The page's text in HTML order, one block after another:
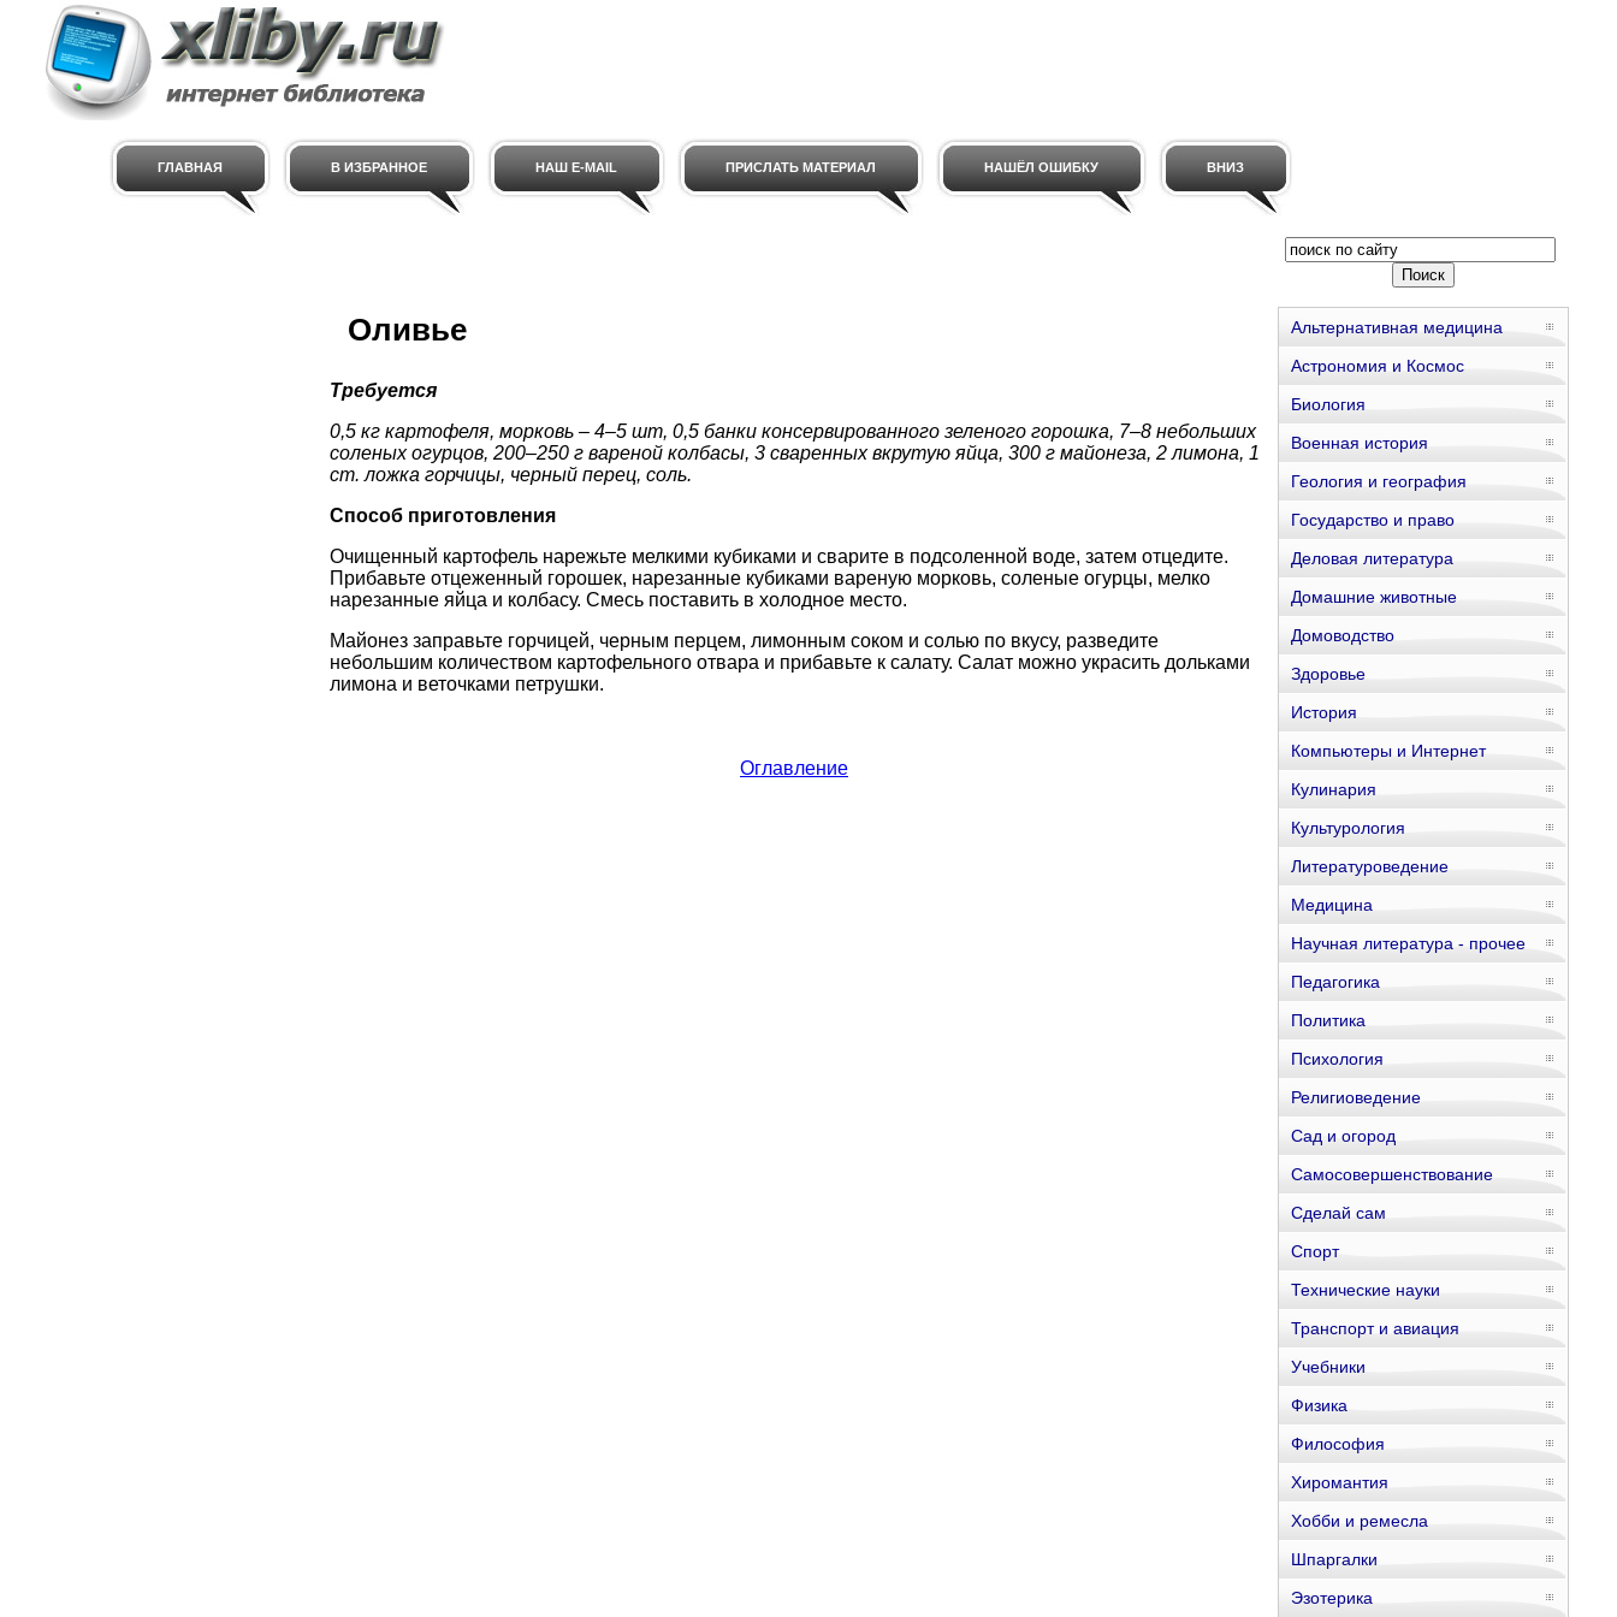
ГЛАВНАЯ В ИЗБРАННОЕ НАШ E-MAIL ПРИСЛАТЬ МАТЕРИАЛ НАШЁЛ ОШИБКУ ВНИЗ
Оливье
Требуется
0,5 кг картофеля, морковь – 4–5 шт, 0,5 банки консервированного зеленого горошка, 7–8 небольших
соленых огурцов, 200–250 г вареной колбасы, 3 сваренных вкрутую яйца, 300 г майонеза, 2 лимона, 1
ст. ложка горчицы, черный перец, соль.
Способ приготовления
Очищенный картофель нарежьте мелкими кубиками и сварите в подсоленной воде, затем отцедите.
Прибавьте отцеженный горошек, нарезанные кубиками вареную морковь, соленые огурцы, мелко
нарезанные яйца и колбасу. Смесь поставить в холодное место.
Майонез заправьте горчицей, черным перцем, лимонным соком и солью по вкусу, разведите
небольшим количеством картофельного отвара и прибавьте к салату. Салат можно украсить дольками
лимона и веточками петрушки.
Оглавление
Альтернативная медицина
Астрономия и Космос
Биология
Военная история
Геология и география
Государство и право
Деловая литература
Домашние животные
Домоводство
Здоровье
История
Компьютеры и Интернет
Кулинария
Культурология
Литературоведение
Медицина
Научная литература - прочее
Педагогика
Политика
Психология
Религиоведение
Сад и огород
Самосовершенствование
Сделай сам
Спорт
Технические науки
Транспорт и авиация
Учебники
Физика
Философия
Хиромантия
Хобби и ремесла
Шпаргалки
Эзотерика